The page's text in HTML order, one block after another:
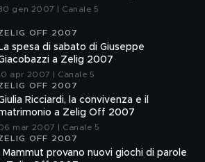
gen 2007 | Canale 5
OFF 2007
La spesa di sabato di Giuseppe
a Zelig 2007
apr 2007 | Canale 5
OFF 2007
Ricciardi, la convivenza e il
a Zelig Off 2007
mar 2007 | Canale 5
OFF 2007
I Mammut provano nuovi giochi di parole